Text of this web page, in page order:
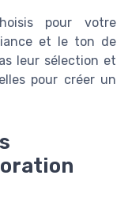
pour votre
et le ton de
leur sélection et
pour créer un